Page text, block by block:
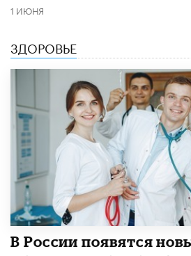
1 ИЮНЯ
ЗДОРОВЬЕ
В России появятся